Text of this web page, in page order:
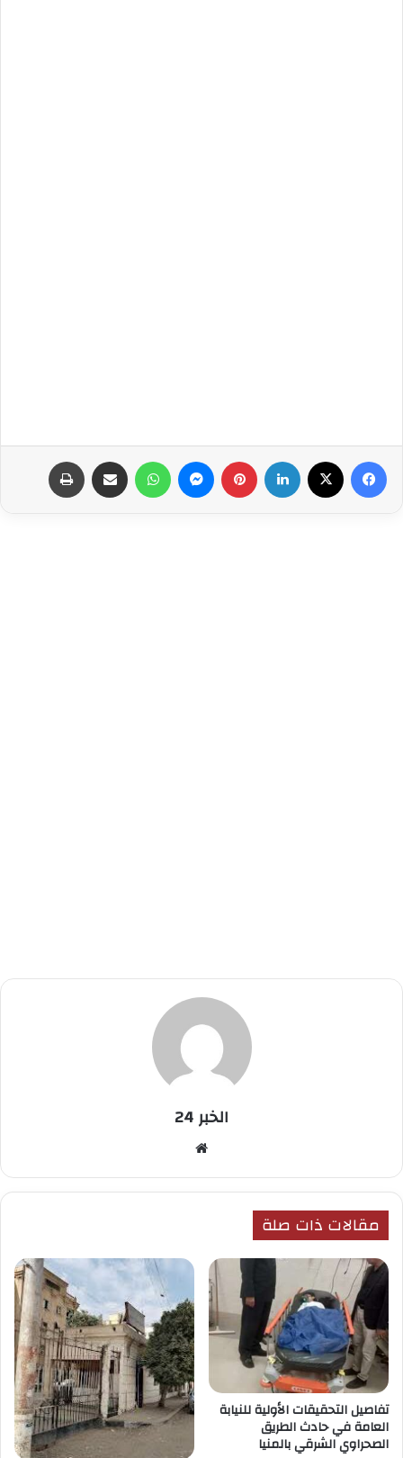
فيسبوك لينكدإن بينتيريست ماسنجر واتساب مشاركة عبر البريد
الخبر 24
مقالات ذات صلة
تفاصيل التحقيقات الأولية للنيابة
العامة في حادث الطريق
الصحراوي الشرقي بالمنيا